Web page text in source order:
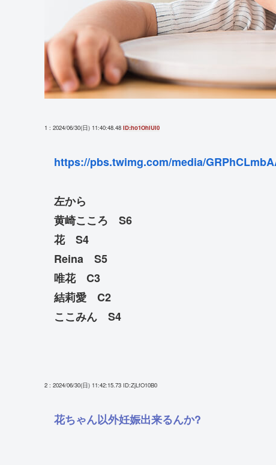
1 : 2024/06/30(日) 11:40:48.48 ID:ho1OhlUi0
https://pbs.twimg.com/media/
左から
黄崎こころ S6
花 S4
Reina S5
唯花 C3
結莉愛 C2
ここみん S4
2 : 2024/06/30(日) 11:42:15.73 ID:ZjLfO10B0
花ちゃん以外妊娠出来るんか?